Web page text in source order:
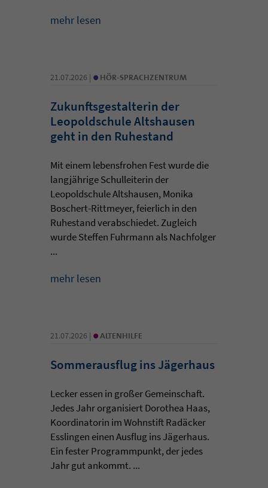
mehr lesen
21.07.2026 | • HÖR-SPRACHZENTRUM
Zukunftsgestalterin der
Leopoldschule Altshausen
geht in den Ruhestand
Mit einem lebensfrohen Fest wurde die
langjährige Schulleiterin der
Leopoldschule Altshausen, Monika
Boschert-Rittmeyer, feierlich in den
Ruhestand verabschiedet. Zugleich
wurde Steffen Fuhrmann als Nachfolger
...
mehr lesen
21.07.2026 | • ALTENHILFE
Sommerausflug ins Jägerhaus
Lecker essen in großer Gemeinschaft.
Jedes Jahr organisiert Dorothea Haas,
Koordinatorin im Wohnstift Radäcker
Esslingen einen Ausflug ins Jägerhaus.
Ein fester Programmpunkt, der jedes
Jahr gut ankommt. ...